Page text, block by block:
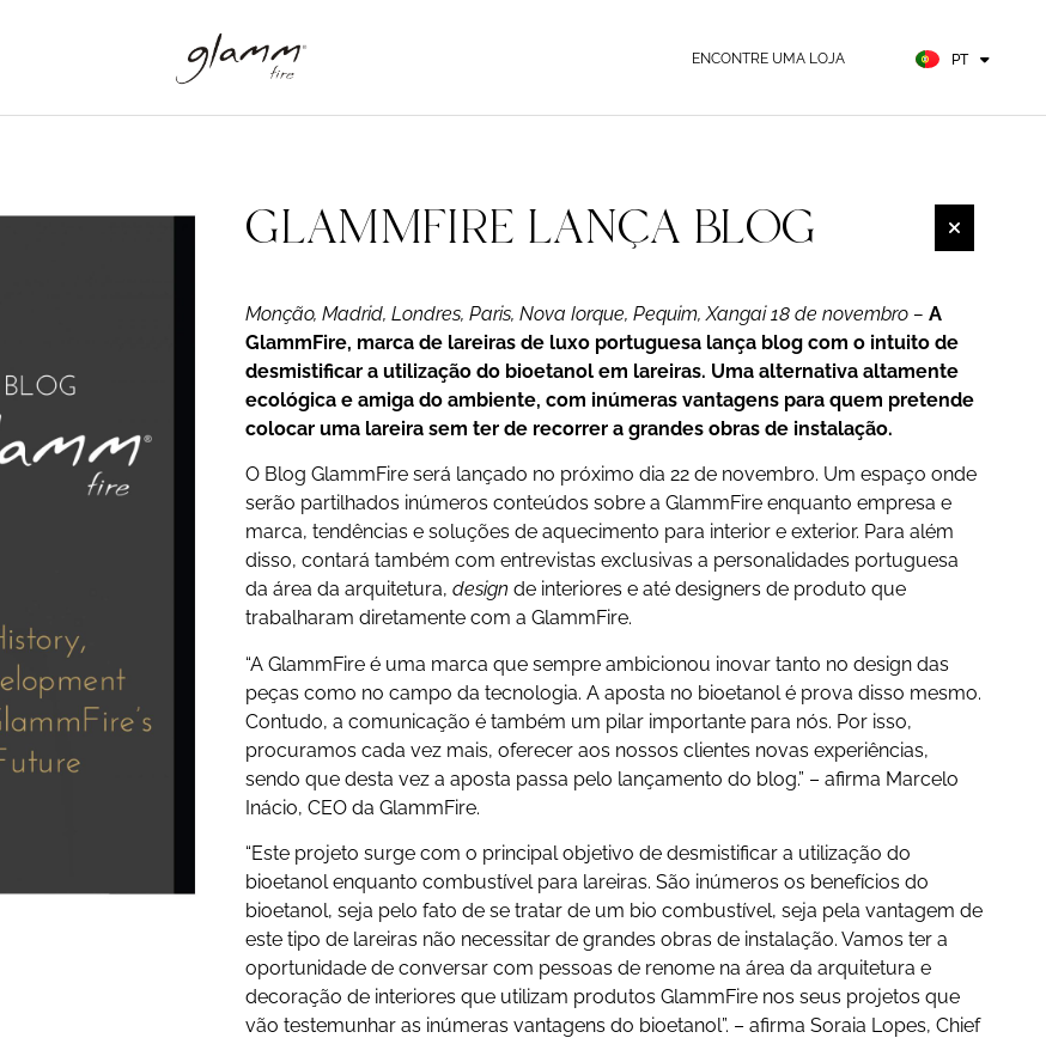
ENCONTRE UMA LOJA PT
DE
GLAMMFIRE LANÇA BLOG
Monção, Madrid, Londres, Paris, Nova Iorque, Pequim, Xangai 18 de novembro – A
GlammFire, marca de lareiras de luxo portuguesa lança blog com o intuito de
desmistificar a utilização do bioetanol em lareiras. Uma alternativa altamente
ecológica e amiga do ambiente, com inúmeras vantagens para quem pretende
colocar uma lareira sem ter de recorrer a grandes obras de instalação.
O Blog GlammFire será lançado no próximo dia 22 de novembro. Um espaço onde
serão partilhados inúmeros conteúdos sobre a GlammFire enquanto empresa e
marca, tendências e soluções de aquecimento para interior e exterior. Para além
disso, contará também com entrevistas exclusivas a personalidades portuguesa
da área da arquitetura,design de interiores e até designers de produto que
trabalharam diretamente com a GlammFire.
“A GlammFire é uma marca que sempre ambicionou inovar tanto no design das
peças como no campo da tecnologia. A aposta no bioetanol é prova disso mesmo.
Contudo, a comunicação é também um pilar importante para nós. Por isso,
procuramos cada vez mais, oferecer aos nossos clientes novas experiências,
sendo que desta vez a aposta passa pelo lançamento do blog.” – afirma Marcelo
Inácio, CEO da GlammFire.
“Este projeto surge com o principal objetivo de desmistificar a utilização do
bioetanol enquanto combustível para lareiras. São inúmeros os benefícios do
bioetanol, seja pelo fato de se tratar de um bio combustível, seja pela vantagem de
este tipo de lareiras não necessitar de grandes obras de instalação. Vamos ter a
oportunidade de conversar com pessoas de renome na área da arquitetura e
decoração de interiores que utilizam produtos GlammFire nos seus projetos que
vão testemunhar as inúmeras vantagens do bioetanol”. – afirma Soraia Lopes, Chief